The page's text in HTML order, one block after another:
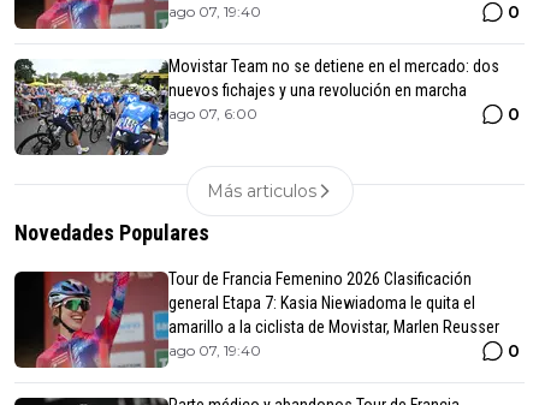
ago 07, 19:40 0
Movistar Team no se detiene en el mercado: dos
nuevos fichajes y una revolución en marcha
ago 07, 6:00 0
Más articulos
Novedades Populares
Tour de Francia Femenino 2026 Clasificación
general Etapa 7: Kasia Niewiadoma le quita el
amarillo a la ciclista de Movistar, Marlen Reusser
ago 07, 19:40 0